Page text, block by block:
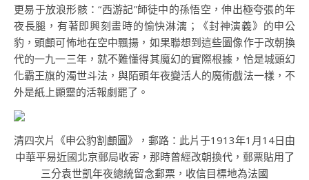
更易于放浪形骸：“西游記”師徒中的孫悟空，伸出極夸張的年
夜長腿，有著即興刻畫時的愉快淋漓；《封神演義》的申公
豹，頭顱可怖地在空中飄揚，如果聯想到這些圖像作于改朝換
代的一九一三年，就不難懂得其魔幻的實際根據，恰是城頭幻
化霸王旗的濁世斗法，與陌頭年夜變活人的魔術戲法一樣，不
外是紙上顯靈的活報劇罷了。
清四次片《申公豹割顱圖》，郵路：此片于1913年1月14日由
中華平易近國北京郵局收寄，那時曾經改朝換代，郵票貼用了
三分袁世凱年夜總統留念郵票，收信目標地為法國